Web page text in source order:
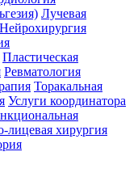
Лучевая
Нейрохирургия
Пластическая
Ревматология
Торакальная
Услуги координатора
лицевая хирургия